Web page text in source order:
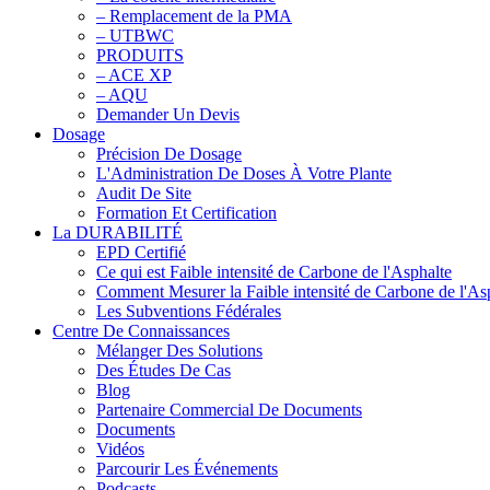
– Remplacement de la PMA
– UTBWC
PRODUITS
– ACE XP
– AQU
Demander Un Devis
Dosage
Précision De Dosage
L'Administration De Doses À Votre Plante
Audit De Site
Formation Et Certification
La DURABILITÉ
EPD Certifié
Ce qui est Faible intensité de Carbone de l'Asphalte
Comment Mesurer la Faible intensité de Carbone de
Les Subventions Fédérales
Centre De Connaissances
Mélanger Des Solutions
Des Études De Cas
Blog
Partenaire Commercial De Documents
Documents
Vidéos
Parcourir Les Événements